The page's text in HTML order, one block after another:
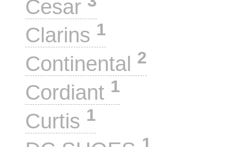
Cesar
Clarins 1
Continental 2
Cordiant 1
Curtis 1